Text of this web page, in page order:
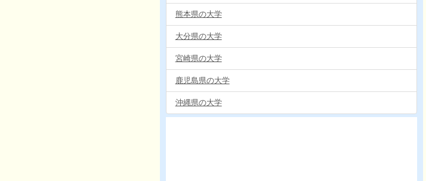
熊本県の大学
大分県の大学
宮崎県の大学
鹿児島県の大学
沖縄県の大学